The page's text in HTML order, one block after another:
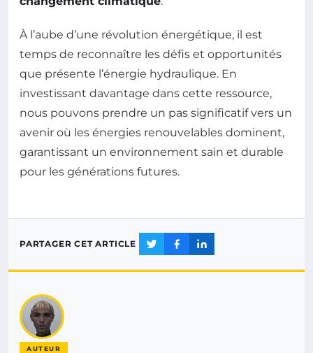
À l’aube d’une révolution énergétique, il est
temps de reconnaître les défis et opportunités
que présente l’énergie hydraulique. En
investissant davantage dans cette ressource,
nous pouvons prendre un pas significatif vers un
avenir où les énergies renouvelables dominent,
garantissant un environnement sain et durable
pour les générations futures.
PARTAGER CET ARTICLE
AUTEUR